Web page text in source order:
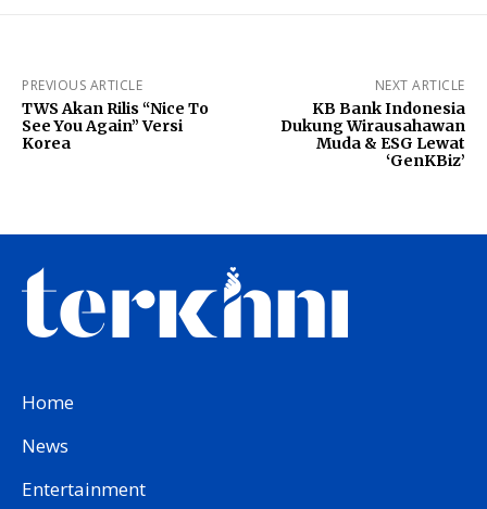
PREVIOUS ARTICLE
TWS Akan Rilis “Nice To
See You Again” Versi
Korea
NEXT ARTICLE
KB Bank Indonesia
Dukung Wirausahawan
Muda & ESG Lewat
‘GenKBiz’
Home
News
Entertainment